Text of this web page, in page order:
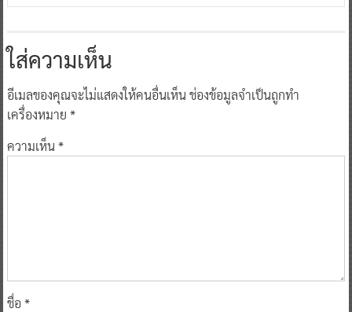
ใส่ความเห็น
อีเมลของคุณจะไม่แสดงให้คนอื่นเห็นช่องข้อมูลจำเป็นถูกทำ
เครื่องหมาย *
ความเห็น*
ชื่อ *